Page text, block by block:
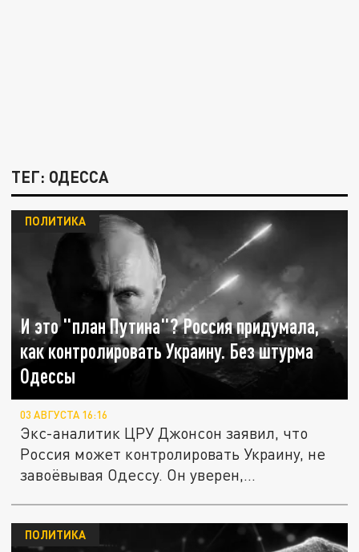
ТЕГ: ОДЕССА
И это "план Путина"? Россия придумала,
как контролировать Украину. Без штурма
Одессы
ПОЛИТИКА
03 АВГУСТА 16:16
Экс-аналитик ЦРУ Джонсон заявил, что
Россия может контролировать Украину, не
завоёвывая Одессу. Он уверен,...
ПОЛИТИКА